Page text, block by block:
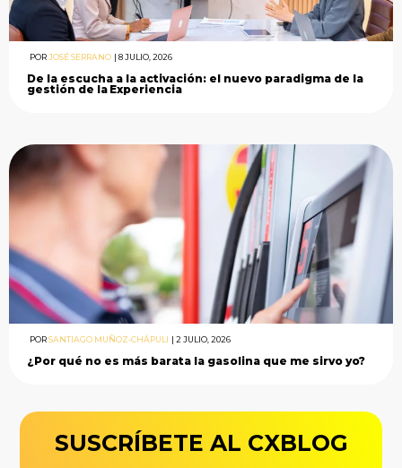
PORJOSÉ SERRANO | 8 JULIO, 2026
De la escucha a la activación: el nuevo paradigma de la
gestión de la Experiencia
PORSANTIAGO MUÑOZ-CHÁPULI | 2 JULIO, 2026
¿Por qué no es más barata la gasolina que me sirvo yo?
SUSCRÍBETE AL CXBLOG